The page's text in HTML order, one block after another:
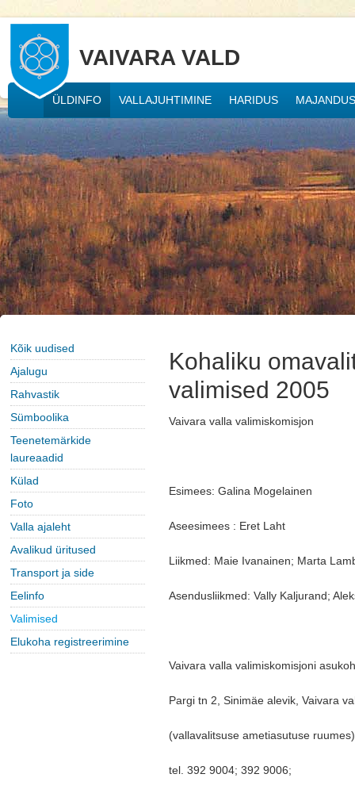
VAIVARA VALD
ÜLDINFO VALLAJUHTIMINE HARIDUS MAJANDUS
Kõik uudised
Ajalugu
Rahvastik
Sümboolika
Teenetemärkide
laureaadid
Külad
Foto
Valla ajaleht
Avalikud üritused
Transport ja side
Eelinfo
Valimised
Elukoha registreerimine
Kohaliku
valimised 2005
Vaivara valla valimiskomisjon
Esimees: Galina Mogelainen
Aseesimees : Eret Laht
Liikmed: Maie Ivanainen; Marta
Asendusliikmed: Vally Kaljurand;
Vaivara valla valimiskomisjoni
Pargi tn 2, Sinimäe alevik, Vaivara
(vallavalitsuse ametiasutuse ruumes)
tel. 392 9004; 392 9006;